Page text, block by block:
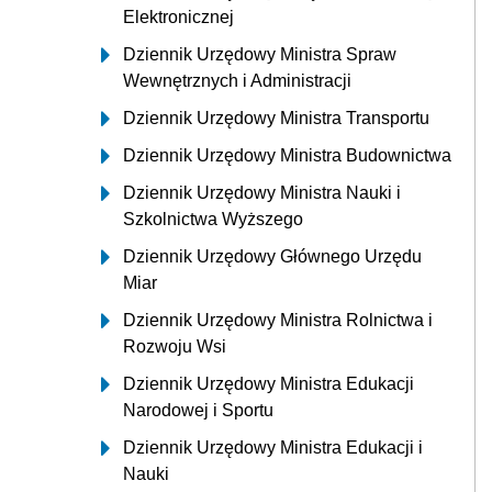
Elektronicznej
Dziennik Urzędowy Ministra Spraw
Wewnętrznych i Administracji
Dziennik Urzędowy Ministra Transportu
Dziennik Urzędowy Ministra Budownictwa
Dziennik Urzędowy Ministra Nauki i
Szkolnictwa Wyższego
Dziennik Urzędowy Głównego Urzędu
Miar
Dziennik Urzędowy Ministra Rolnictwa i
Rozwoju Wsi
Dziennik Urzędowy Ministra Edukacji
Narodowej i Sportu
Dziennik Urzędowy Ministra Edukacji i
Nauki